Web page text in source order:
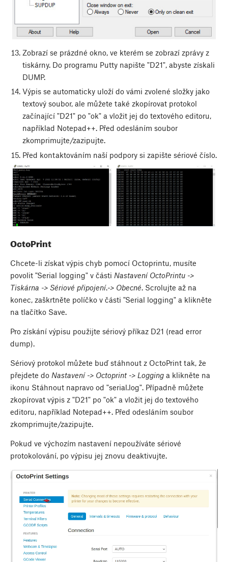
Zobrazí se prázdné okno, ve kterém se zobrazí zprávy z
tiskárny. Do programu Putty napište "D21", abyste získali
DUMP.
Výpis se automaticky uloží do vámi zvolené složky jako
textový soubor, ale můžete také zkopírovat protokol
začínající "D21" po "ok" a vložit jej do textového editoru,
například Notepad++. Před odesláním soubor
zkomprimujte/zazipujte.
Před kontaktováním naší podpory si zapište sériové číslo.
OctoPrint
Chcete-li získat výpis chyb pomocí Octoprintu, musíte
povolit "Serial logging" v části Nastavení OctoPrintu ->
Tiskárna -> Sériové připojení.-> Obecné. Scrolujte až na
konec, zaškrtněte políčko v části "Serial logging" a klikněte
na tlačítko Save.
Pro získání výpisu použijte sériový příkaz D21 (read error
dump).
Sériový protokol můžete buď stáhnout z OctoPrint tak, že
přejdete do Nastavení -> Octoprint -> Logging a klikněte na
ikonu Stáhnout napravo od "serial.log". Případně můžete
zkopírovat výpis z "D21" po "ok" a vložit jej do textového
editoru, například Notepad++. Před odesláním soubor
zkomprimujte/zazipujte.
Pokud ve výchozím nastavení nepoužíváte sériové
protokolování, po výpisu jej znovu deaktivujte.